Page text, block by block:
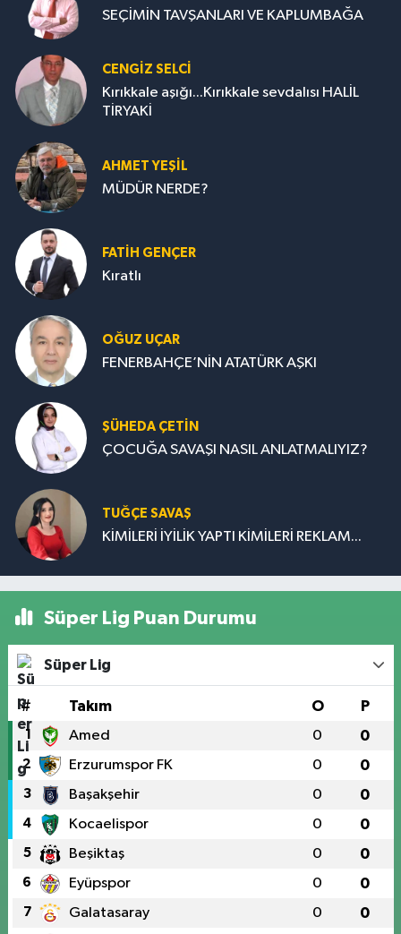
SEÇİMİN TAVŞANLARI VE KAPLUMBAĞA
CENGİZ SELCİ
Kırıkkale aşığı...Kırıkkale sevdalısı HALİL
TİRYAKİ
AHMET YEŞİL
MÜDÜR NERDE?
FATIH GENÇER
Kıratlı
OĞUZ UÇAR
FENERBAHÇE’NİN ATATÜRK AŞKI
ŞÜHEDA ÇETİN
ÇOCUĞA SAVAŞI NASIL ANLATMALIYIZ?
TUĞÇE SAVAŞ
KİMİLERİ İYİLİK YAPTI KİMİLERİ REKLAM...
Süper Lig Puan Durumu
Süper Lig
# Takım O P
1 Amed 0 0
2 Erzurumspor FK 0 0
3 Başakşehir 0 0
4 Kocaelispor 0 0
5 Beşiktaş 0 0
6 Eyüpspor 0 0
7 Galatasaray 0 0